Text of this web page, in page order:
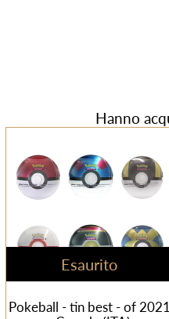
Hanno
Esaurito
Pokeball - tin best - of 2021